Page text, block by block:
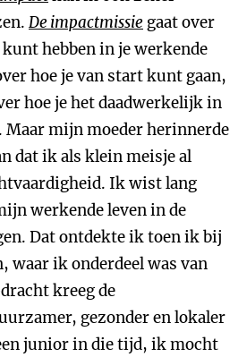
De impactmissie gaat over
hebben in je werkende
hoe je van start kunt gaan,
hoe je het daadwerkelijk in
mijn moeder herinnerde
dat ik als klein meisje al
Ik wist lang
werkende leven in de
Dat ontdekte ik toen ik bij
waar ik onderdeel was van
kreeg de
gezonder en lokaler
junior in die tijd, ik mocht